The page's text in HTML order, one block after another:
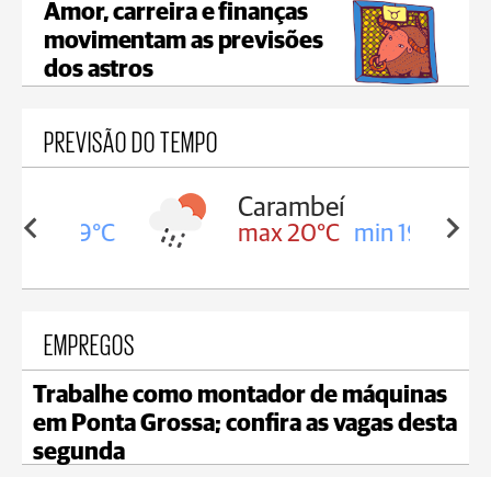
Amor, carreira e finanças
movimentam as previsões
dos astros
PREVISÃO DO TEMPO
19°C
Carambeí
max 20°C min 19°C
EMPREGOS
Trabalhe como montador de máquinas
em Ponta Grossa; confira as vagas desta
segunda